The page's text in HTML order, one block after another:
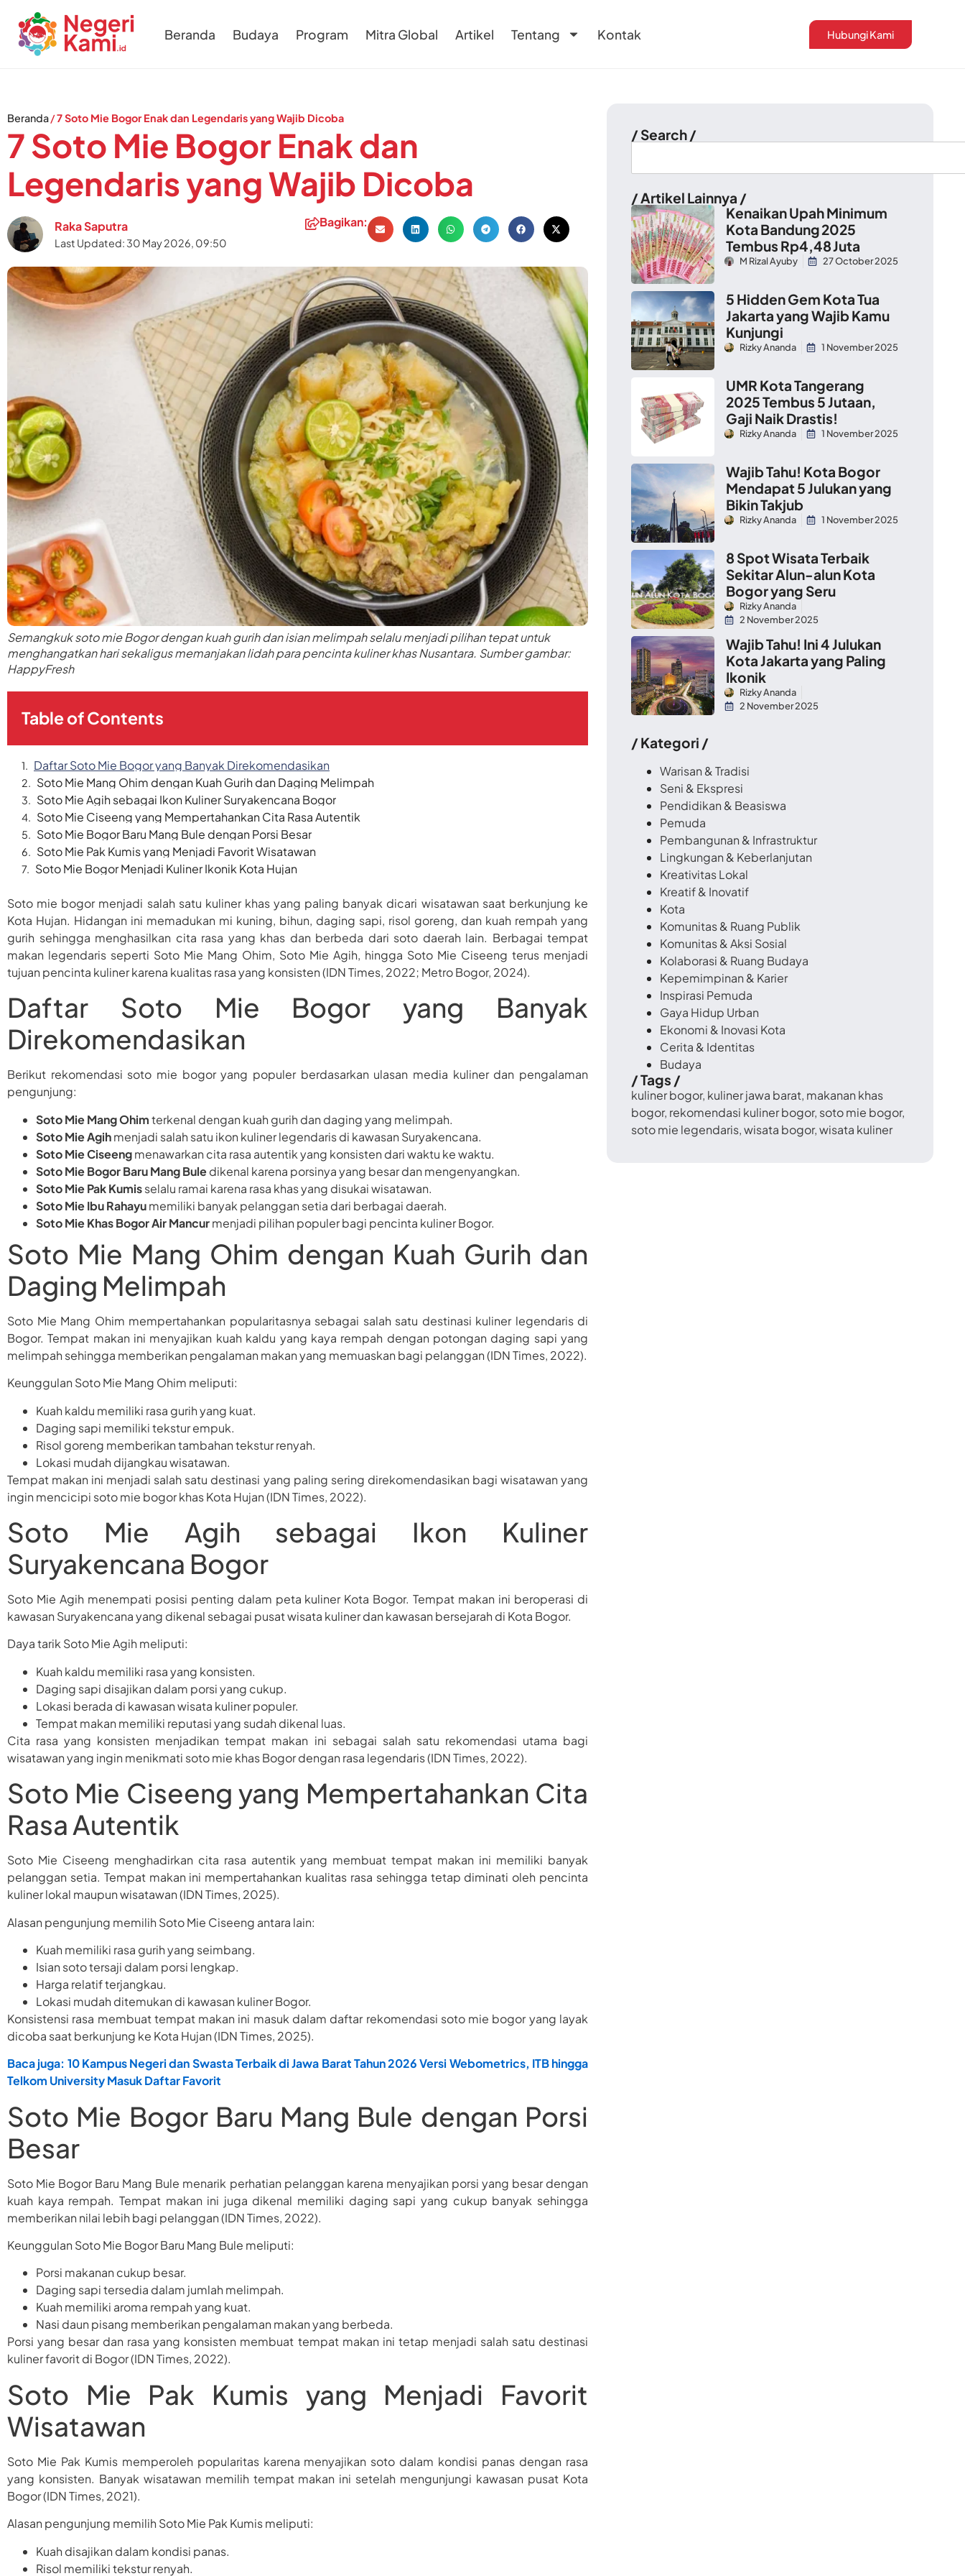
Beranda Budaya Program Mitra Global Artikel Tentang Kontak Hubungi Kami
Beranda/7 Soto Mie Bogor Enak dan Legendaris yang Wajib Dicoba
7 Soto Mie Bogor Enak dan
Legendaris yang Wajib Dicoba
Raka Saputra
Last Updated: 30 May 2026, 09:50
Bagikan:
Semangkuk soto mie Bogor dengan kuah gurih dan isian melimpah selalu menjadi pilihan tepat untuk
menghangatkan hari sekaligus memanjakan lidah para pencinta kuliner khas Nusantara. Sumber gambar:
HappyFresh
Table of Contents
Daftar Soto Mie Bogor yang Banyak Direkomendasikan
Soto Mie Mang Ohim dengan Kuah Gurih dan Daging Melimpah
Soto Mie Agih sebagai Ikon Kuliner Suryakencana Bogor
Soto Mie Ciseeng yang Mempertahankan Cita Rasa Autentik
Soto Mie Bogor Baru Mang Bule dengan Porsi Besar
Soto Mie Pak Kumis yang Menjadi Favorit Wisatawan
Soto Mie Bogor Menjadi Kuliner Ikonik Kota Hujan
Soto mie bogor menjadi salah satu kuliner khas yang paling banyak dicari wisatawan saat berkunjung ke
Kota Hujan. Hidangan ini memadukan mi kuning, bihun, daging sapi, risol goreng, dan kuah rempah yang
gurih sehingga menghasilkan cita rasa yang khas dan berbeda dari soto daerah lain. Berbagai tempat
makan legendaris seperti Soto Mie Mang Ohim, Soto Mie Agih, hingga Soto Mie Ciseeng terus menjadi
tujuan pencinta kuliner karena kualitas rasa yang konsisten (IDN Times, 2022; Metro Bogor, 2024).
Daftar Soto Mie Bogor yang Banyak
Direkomendasikan
Berikut rekomendasi soto mie bogor yang populer berdasarkan ulasan media kuliner dan pengalaman
pengunjung:
Soto Mie Mang Ohimterkenal dengan kuah gurih dan daging yang melimpah.
Soto Mie Agihmenjadi salah satu ikon kuliner legendaris di kawasan Suryakencana.
Soto Mie Ciseengmenawarkan cita rasa autentik yang konsisten dari waktu ke waktu.
Soto Mie Bogor Baru Mang Buledikenal karena porsinya yang besar dan mengenyangkan.
Soto Mie Pak Kumisselalu ramai karena rasa khas yang disukai wisatawan.
Soto Mie Ibu Rahayumemiliki banyak pelanggan setia dari berbagai daerah.
Soto Mie Khas Bogor Air Mancurmenjadi pilihan populer bagi pencinta kuliner Bogor.
Soto Mie Mang Ohim dengan Kuah Gurih dan
Daging Melimpah
Soto Mie Mang Ohim mempertahankan popularitasnya sebagai salah satu destinasi kuliner legendaris di
Bogor. Tempat makan ini menyajikan kuah kaldu yang kaya rempah dengan potongan daging sapi yang
melimpah sehingga memberikan pengalaman makan yang memuaskan bagi pelanggan (IDN Times, 2022).
Keunggulan Soto Mie Mang Ohim meliputi:
Kuah kaldu memiliki rasa gurih yang kuat.
Daging sapi memiliki tekstur empuk.
Risol goreng memberikan tambahan tekstur renyah.
Lokasi mudah dijangkau wisatawan.
Tempat makan ini menjadi salah satu destinasi yang paling sering direkomendasikan bagi wisatawan yang
ingin mencicipi soto mie bogor khas Kota Hujan (IDN Times, 2022).
Soto Mie Agih sebagai Ikon Kuliner
Suryakencana Bogor
Soto Mie Agih menempati posisi penting dalam peta kuliner Kota Bogor. Tempat makan ini beroperasi di
kawasan Suryakencana yang dikenal sebagai pusat wisata kuliner dan kawasan bersejarah di Kota Bogor.
Daya tarik Soto Mie Agih meliputi:
Kuah kaldu memiliki rasa yang konsisten.
Daging sapi disajikan dalam porsi yang cukup.
Lokasi berada di kawasan wisata kuliner populer.
Tempat makan memiliki reputasi yang sudah dikenal luas.
Cita rasa yang konsisten menjadikan tempat makan ini sebagai salah satu rekomendasi utama bagi
wisatawan yang ingin menikmati soto mie khas Bogor dengan rasa legendaris (IDN Times, 2022).
Soto Mie Ciseeng yang Mempertahankan Cita
Rasa Autentik
Soto Mie Ciseeng menghadirkan cita rasa autentik yang membuat tempat makan ini memiliki banyak
pelanggan setia. Tempat makan ini mempertahankan kualitas rasa sehingga tetap diminati oleh pencinta
kuliner lokal maupun wisatawan (IDN Times, 2025).
Alasan pengunjung memilih Soto Mie Ciseeng antara lain:
Kuah memiliki rasa gurih yang seimbang.
Isian soto tersaji dalam porsi lengkap.
Harga relatif terjangkau.
Lokasi mudah ditemukan di kawasan kuliner Bogor.
Konsistensi rasa membuat tempat makan ini masuk dalam daftar rekomendasi soto mie bogor yang layak
dicoba saat berkunjung ke Kota Hujan (IDN Times, 2025).
Baca juga: 10 Kampus Negeri dan Swasta Terbaik di Jawa Barat Tahun 2026 Versi Webometrics, ITB hingga
Telkom University Masuk Daftar Favorit
Soto Mie Bogor Baru Mang Bule dengan Porsi
Besar
Soto Mie Bogor Baru Mang Bule menarik perhatian pelanggan karena menyajikan porsi yang besar dengan
kuah kaya rempah. Tempat makan ini juga dikenal memiliki daging sapi yang cukup banyak sehingga
memberikan nilai lebih bagi pelanggan (IDN Times, 2022).
Keunggulan Soto Mie Bogor Baru Mang Bule meliputi:
Porsi makanan cukup besar.
Daging sapi tersedia dalam jumlah melimpah.
Kuah memiliki aroma rempah yang kuat.
Nasi daun pisang memberikan pengalaman makan yang berbeda.
Porsi yang besar dan rasa yang konsisten membuat tempat makan ini tetap menjadi salah satu destinasi
kuliner favorit di Bogor (IDN Times, 2022).
Soto Mie Pak Kumis yang Menjadi Favorit
Wisatawan
Soto Mie Pak Kumis memperoleh popularitas karena menyajikan soto dalam kondisi panas dengan rasa
yang konsisten. Banyak wisatawan memilih tempat makan ini setelah mengunjungi kawasan pusat Kota
Bogor (IDN Times, 2021).
Alasan pengunjung memilih Soto Mie Pak Kumis meliputi:
Kuah disajikan dalam kondisi panas.
Risol memiliki tekstur renyah.
/ Search /
/ Artikel Lainnya /
Kenaikan Upah Minimum
Kota Bandung 2025
Tembus Rp4,48 Juta
M Rizal Ayuby 27 October 2025
5 Hidden Gem Kota Tua
Jakarta yang Wajib Kamu
Kunjungi
Rizky Ananda 1 November 2025
UMR Kota Tangerang
2025 Tembus 5 Jutaan,
Gaji Naik Drastis!
Rizky Ananda 1 November 2025
Wajib Tahu! Kota Bogor
Mendapat 5 Julukan yang
Bikin Takjub
Rizky Ananda 1 November 2025
8 Spot Wisata Terbaik
Sekitar Alun-alun Kota
Bogor yang Seru
Rizky Ananda
2 November 2025
Wajib Tahu! Ini 4 Julukan
Kota Jakarta yang Paling
Ikonik
Rizky Ananda
2 November 2025
/ Kategori /
Warisan & Tradisi
Seni & Ekspresi
Pendidikan & Beasiswa
Pemuda
Pembangunan & Infrastruktur
Lingkungan & Keberlanjutan
Kreativitas Lokal
Kreatif & Inovatif
Kota
Komunitas & Ruang Publik
Komunitas & Aksi Sosial
Kolaborasi & Ruang Budaya
Kepemimpinan & Karier
Inspirasi Pemuda
Gaya Hidup Urban
Ekonomi & Inovasi Kota
Cerita & Identitas
Budaya
/ Tags /
kuliner bogor, kuliner jawa barat, makanan khas
bogor, rekomendasi kuliner bogor, soto mie bogor,
soto mie legendaris,wisata bogor,wisata kuliner